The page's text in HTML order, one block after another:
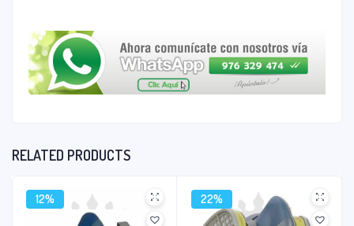
RELATED PRODUCTS
12% 22%